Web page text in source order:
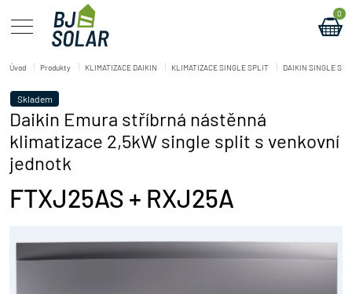
Úvod Produkty KLIMATIZACE DAIKIN KLIMATIZACE SINGLE SPLIT DAIKIN SINGLE
Skladem
Daikin Emura stříbrná nástěnná
klimatizace 2,5kW single split s venkovní
jednotk
FTXJ25AS + RXJ25A
0